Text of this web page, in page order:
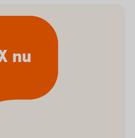
nu